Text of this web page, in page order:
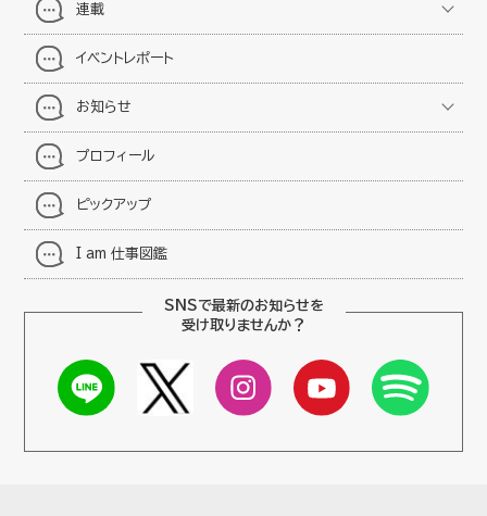
連載
イベントレポート
お知らせ
プロフィール
ピックアップ
I am 仕事図鑑
SNSで最新のお知らせを
受け取りませんか？